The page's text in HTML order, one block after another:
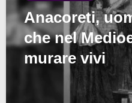
Anacoreti,
che nel
murare vivi